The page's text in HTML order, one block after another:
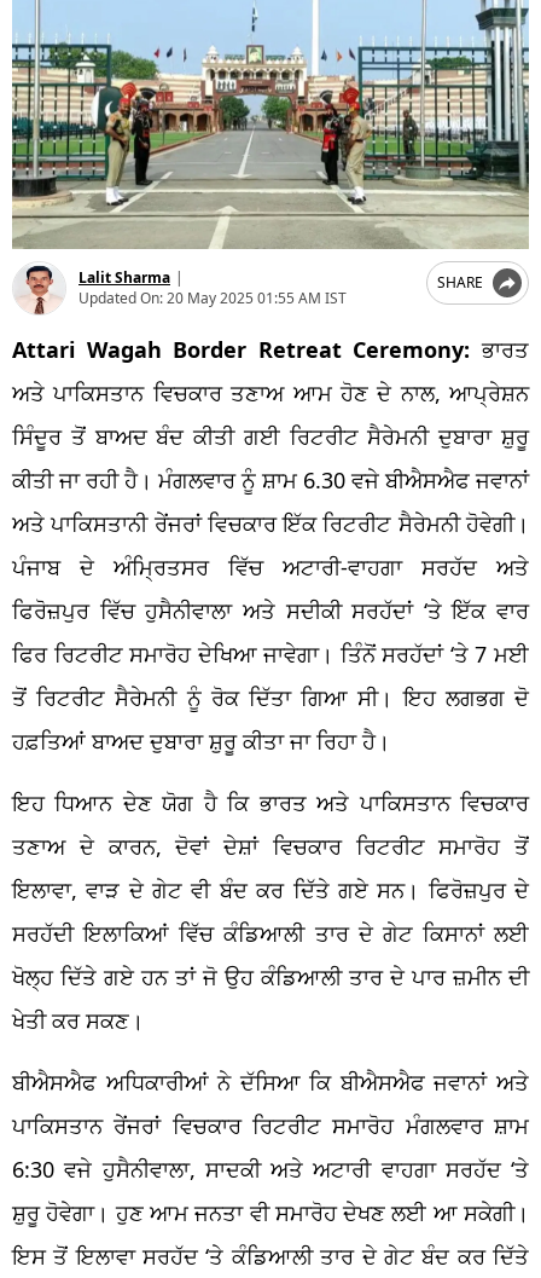
Lalit Sharma |
Updated On:20 May 2025 01:55 AM IST
SHARE
Attari Wagah Border Retreat Ceremony: ਭਾਰਤ
ਅਤੇ ਪਾਕਿਸਤਾਨ ਵਿਚਕਾਰ ਤਣਾਅ ਆਮ ਹੋਣ ਦੇ ਨਾਲ, ਆਪ੍ਰੇਸ਼ਨ
ਸਿੰਦੂਰ ਤੋਂ ਬਾਅਦ ਬੰਦ ਕੀਤੀ ਗਈ ਰਿਟਰੀਟ ਸੈਰੇਮਨੀ ਦੁਬਾਰਾ ਸ਼ੁਰੂ
ਕੀਤੀ ਜਾ ਰਹੀ ਹੈ। ਮੰਗਲਵਾਰ ਨੂੰ ਸ਼ਾਮ 6.30 ਵਜੇ ਬੀਐਸਐਫ ਜਵਾਨਾਂ
ਅਤੇ ਪਾਕਿਸਤਾਨੀ ਰੇਂਜਰਾਂ ਵਿਚਕਾਰ ਇੱਕ ਰਿਟਰੀਟ ਸੈਰੇਮਨੀ ਹੋਵੇਗੀ।
ਪੰਜਾਬ ਦੇ ਅੰਮ੍ਰਿਤਸਰ ਵਿੱਚ ਅਟਾਰੀ-ਵਾਹਗਾ ਸਰਹੱਦ ਅਤੇ
ਫਿਰੋਜ਼ਪੁਰ ਵਿੱਚ ਹੁਸੈਨੀਵਾਲਾ ਅਤੇ ਸਦੀਕੀ ਸਰਹੱਦਾਂ ‘ਤੇ ਇੱਕ ਵਾਰ
ਫਿਰ ਰਿਟਰੀਟ ਸਮਾਰੋਹ ਦੇਖਿਆ ਜਾਵੇਗਾ। ਤਿੰਨੋਂ ਸਰਹੱਦਾਂ ‘ਤੇ 7 ਮਈ
ਤੋਂ ਰਿਟਰੀਟ ਸੈਰੇਮਨੀ ਨੂੰ ਰੋਕ ਦਿੱਤਾ ਗਿਆ ਸੀ। ਇਹ ਲਗਭਗ ਦੋ
ਹਫ਼ਤਿਆਂ ਬਾਅਦ ਦੁਬਾਰਾ ਸ਼ੁਰੂ ਕੀਤਾ ਜਾ ਰਿਹਾ ਹੈ।
ਇਹ ਧਿਆਨ ਦੇਣ ਯੋਗ ਹੈ ਕਿ ਭਾਰਤ ਅਤੇ ਪਾਕਿਸਤਾਨ ਵਿਚਕਾਰ
ਤਣਾਅ ਦੇ ਕਾਰਨ, ਦੋਵਾਂ ਦੇਸ਼ਾਂ ਵਿਚਕਾਰ ਰਿਟਰੀਟ ਸਮਾਰੋਹ ਤੋਂ
ਇਲਾਵਾ, ਵਾੜ ਦੇ ਗੇਟ ਵੀ ਬੰਦ ਕਰ ਦਿੱਤੇ ਗਏ ਸਨ। ਫਿਰੋਜ਼ਪੁਰ ਦੇ
ਸਰਹੱਦੀ ਇਲਾਕਿਆਂ ਵਿੱਚ ਕੰਡਿਆਲੀ ਤਾਰ ਦੇ ਗੇਟ ਕਿਸਾਨਾਂ ਲਈ
ਖੋਲ੍ਹ ਦਿੱਤੇ ਗਏ ਹਨ ਤਾਂ ਜੋ ਉਹ ਕੰਡਿਆਲੀ ਤਾਰ ਦੇ ਪਾਰ ਜ਼ਮੀਨ ਦੀ
ਖੇਤੀ ਕਰ ਸਕਣ।
ਬੀਐਸਐਫ ਅਧਿਕਾਰੀਆਂ ਨੇ ਦੱਸਿਆ ਕਿ ਬੀਐਸਐਫ ਜਵਾਨਾਂ ਅਤੇ
ਪਾਕਿਸਤਾਨ ਰੇਂਜਰਾਂ ਵਿਚਕਾਰ ਰਿਟਰੀਟ ਸਮਾਰੋਹ ਮੰਗਲਵਾਰ ਸ਼ਾਮ
6:30 ਵਜੇ ਹੁਸੈਨੀਵਾਲਾ, ਸਾਦਕੀ ਅਤੇ ਅਟਾਰੀ ਵਾਹਗਾ ਸਰਹੱਦ ‘ਤੇ
ਸ਼ੁਰੂ ਹੋਵੇਗਾ। ਹੁਣ ਆਮ ਜਨਤਾ ਵੀ ਸਮਾਰੋਹ ਦੇਖਣ ਲਈ ਆ ਸਕੇਗੀ।
ਇਸ ਤੋਂ ਇਲਾਵਾ ਸਰਹੱਦ ‘ਤੇ ਕੰਡਿਆਲੀ ਤਾਰ ਦੇ ਗੇਟ ਬੰਦ ਕਰ ਦਿੱਤੇ